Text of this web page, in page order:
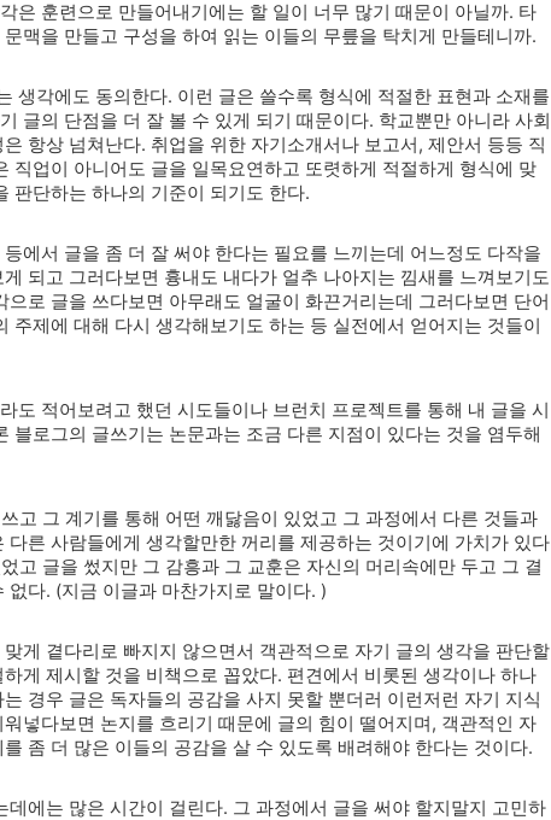
은 훈련으로 만들어내기에는 할 일이 너무 많기 때문이 아닐까. 타
맥을 만들고 구성을 하여 읽는 이들의 무릎을 탁치게 만들테니까.
생각에도 동의한다. 이런 글은 쓸수록 형식에 적절한 표현과 소재를
글의 단점을 더 잘 볼 수 있게 되기 때문이다. 학교뿐만 아니라 사회
항상 넘쳐난다. 취업을 위한 자기소개서나 보고서, 제안서 등등 직
직업이 아니어도 글을 일목요연하고 또렷하게 적절하게 형식에 맞
판단하는 하나의 기준이 되기도 한다.
에서 글을 좀 더 잘 써야 한다는 필요를 느끼는데 어느정도 다작을
되고 그러다보면 흉내도 내다가 얼추 나아지는 낌새를 느껴보기도
로 글을 쓰다보면 아무래도 얼굴이 화끈거리는데 그러다보면 단어
주제에 대해 다시 생각해보기도 하는 등 실전에서 얻어지는 것들이
도 적어보려고 했던 시도들이나 브런치 프로젝트를 통해 내 글을 시
블로그의 글쓰기는 논문과는 조금 다른 지점이 있다는 것을 염두해
고 그 계기를 통해 어떤 깨닳음이 있었고 그 과정에서 다른 것들과
다른 사람들에게 생각할만한 꺼리를 제공하는 것이기에 가치가 있다
고 글을 썼지만 그 감흥과 그 교훈은 자신의 머리속에만 두고 그 결
다. (지금 이글과 마찬가지로 말이다. )
게 곁다리로 빠지지 않으면서 객관적으로 자기 글의 생각을 판단할
게 제시할 것을 비책으로 꼽았다. 편견에서 비롯된 생각이나 하나
경우 글은 독자들의 공감을 사지 못할 뿐더러 이런저런 자기 지식
넣다보면 논지를 흐리기 때문에 글의 힘이 떨어지며, 객관적인 자
좀 더 많은 이들의 공감을 살 수 있도록 배려해야 한다는 것이다.
에는 많은 시간이 걸린다. 그 과정에서 글을 써야 할지말지 고민하